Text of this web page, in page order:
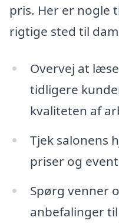
pris. Her er nogle
rigtige sted til
Overvej at
tidligere
kvaliteten af
Tjek salonens
priser og
Spørg venner
anbefalinger